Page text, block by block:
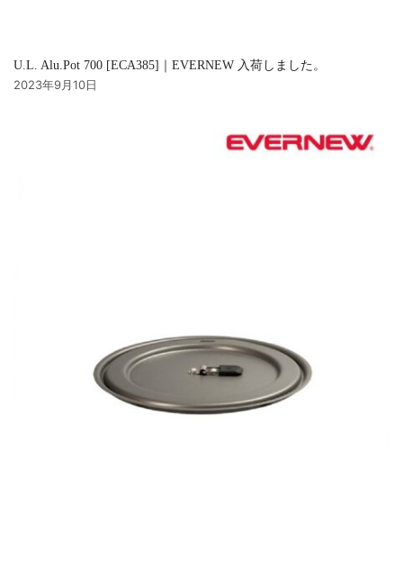
U.L. Alu.Pot 700 [ECA385]｜EVERNEW 入荷しました。
2023年9月10日